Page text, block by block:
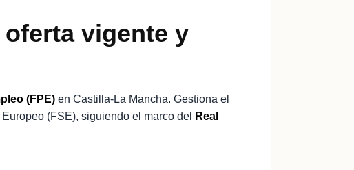
vigente y
(FPE) en Castilla-La Mancha. Gestiona el
(FSE), siguiendo el marco del
Real